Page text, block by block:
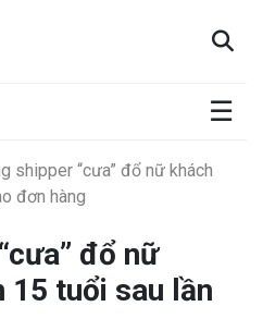
☰
×
shipper “cưa” đổ nữ khách
đơn hàng
đổ nữ
15 tuổi sau lần